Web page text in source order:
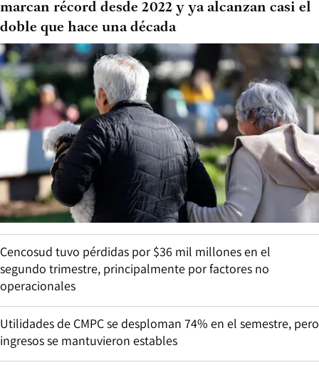
marcan récord desde 2022 y ya alcanzan casi el
doble que hace una década
Cencosud tuvo pérdidas por $36 mil millones en el
segundo trimestre, principalmente por factores no
operacionales
Utilidades de CMPC se desploman 74% en el semestre, pero
ingresos se mantuvieron estables